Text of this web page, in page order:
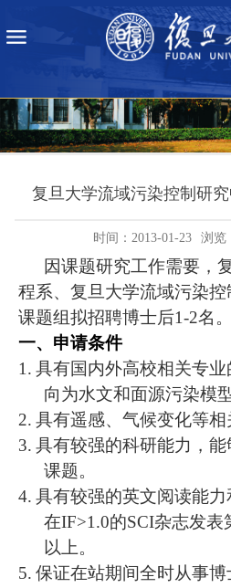
复旦大学流域污染控制研
时间：2013-01-23 浏览
因课题研究工作需要，
程系、复旦大学流域污染
课题组拟招聘博士后1-2名。
一、申请条件
1. 具有国内外高校相关专
向为水文和面源污染模型
2. 具有遥感、气候变化等相
3. 具有较强的科研能力，
课题。
4. 具有较强的英文阅读能力
在IF>1.0的SCI杂志发表
以上。
5. 保证在站期间全时从事